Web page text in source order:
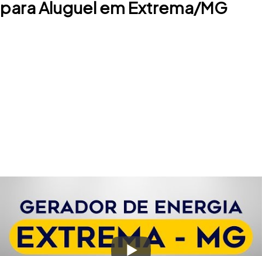
para Aluguel em Extrema/MG